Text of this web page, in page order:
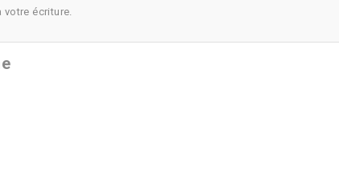
votre écriture.